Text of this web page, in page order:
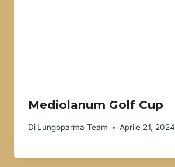
Mediolanum Golf Cup
Di Lungoparma Team Aprile 21, 2024